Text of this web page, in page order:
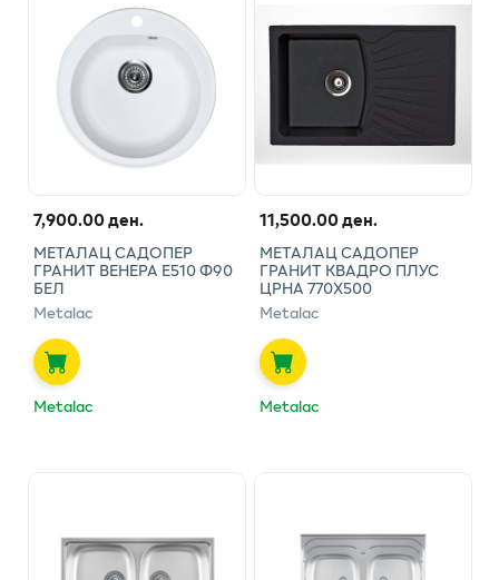
7,900.00 ден.
МЕТАЛАЦ САДОПЕР
ГРАНИТ ВЕНЕРА Е510 Ф90
БЕЛ
Metalac
Metalac
11,500.00 ден.
МЕТАЛАЦ САДОПЕР
ГРАНИТ КВАДРО ПЛУС
ЦРНА 770Х500
Metalac
Metalac